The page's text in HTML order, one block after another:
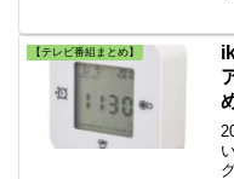
【テレビ番組まとめ】